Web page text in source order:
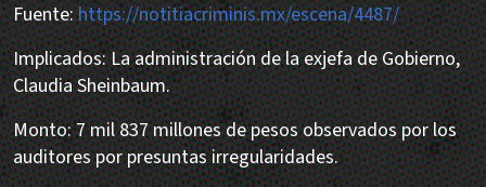
Fuente:https://notitiacriminis.mx/escena/4487/
Implicados: La administración de la exjefa de Gobierno,
Claudia Sheinbaum.
Monto: 7 mil 837 millones de pesos observados por los
auditores por presuntas irregularidades.